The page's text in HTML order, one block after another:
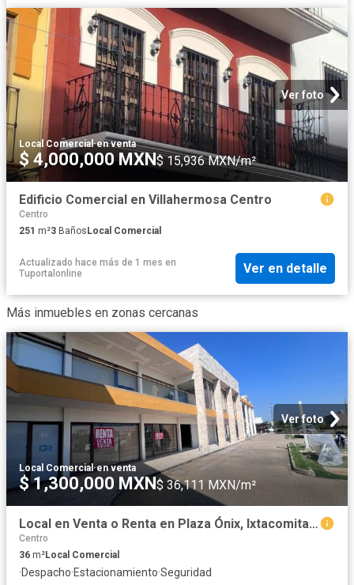
Ver foto
Local Comercial·en venta
$ 4,000,000 MXN$ 15,936 MXN/m²
Edificio Comercial en Villahermosa Centro
Centro
251 m²3 Baños Local Comercial
Actualizado hace más de 1 mes en
Tuportalonline
Ver en detalle
Más inmuebles en zonas cercanas
Ver foto
Local Comercial ·en venta
$ 1,300,000 MXN$ 36,111 MXN/m²
Local en Venta o Renta en Plaza Ónix, Ixtacomitan en Villahermosa, Tabasco
Centro
36 m²Local Comercial
·Despacho·Estacionamiento·Seguridad